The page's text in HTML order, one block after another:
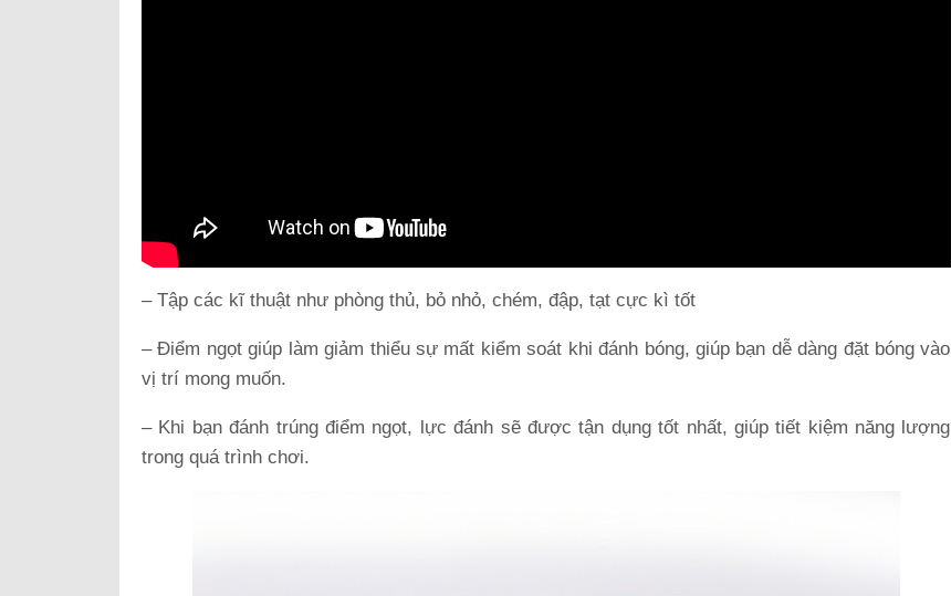
– Tập các kĩ thuật như phòng thủ, bỏ nhỏ, chém, đập, tạt cực kì tốt
– Điểm ngọt giúp làm giảm thiểu sự mất kiểm soát khi đánh bóng, giúp bạn dễ dàng đặt bóng vào
vị trí mong muốn.
– Khi bạn đánh trúng điểm ngọt, lực đánh sẽ được tận dụng tốt nhất, giúp tiết kiệm năng lượng
trong quá trình chơi.